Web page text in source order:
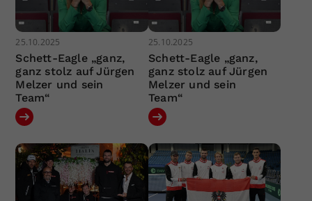
25.10.2025
Schett-Eagle „ganz,
ganz stolz auf Jürgen
Melzer und sein
Team“
25.10.2025
Schett-Eagle „ganz,
ganz stolz auf Jürgen
Melzer und sein
Team“